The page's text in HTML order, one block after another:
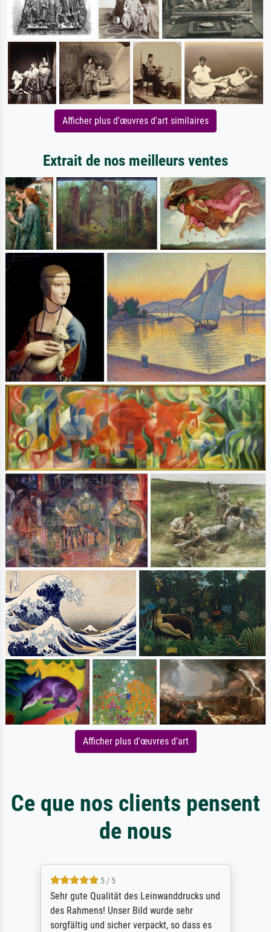
Afficher plus d'œuvres d'art similaires
Extrait de nos meilleurs ventes
Afficher plus d'œuvres d'art
Ce que nos clients pensent
de nous
5 / 5
Sehr gute Qualität des Leinwanddrucks und
des Rahmens! Unser Bild wurde sehr
sorgfältig und sicher verpackt, so dass es